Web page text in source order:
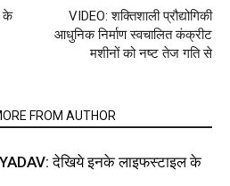
के
VIDEO: शक्तिशाली प्रौद्योगिकी
आधुनिक निर्माण स्वचालित कंक्रीट
मशीनों को नष्ट तेज गति से
FROM AUTHOR
देखिये इनके लाइफस्टाइल के